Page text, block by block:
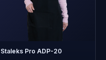
Staleks Pro ADP-20